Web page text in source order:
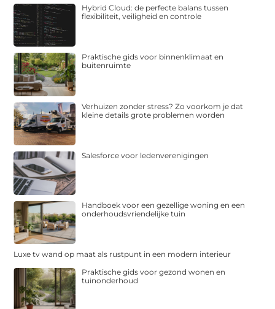
Hybrid Cloud: de perfecte balans tussen
flexibiliteit, veiligheid en controle
Praktische gids voor binnenklimaat en
buitenruimte
Verhuizen zonder stress? Zo voorkom je dat
kleine details grote problemen worden
Salesforce voor ledenverenigingen
Handboek voor een gezellige woning en een
onderhoudsvriendelijke tuin
Luxe tv wand op maat als rustpunt in een modern interieur
Praktische gids voor gezond wonen en
tuinonderhoud